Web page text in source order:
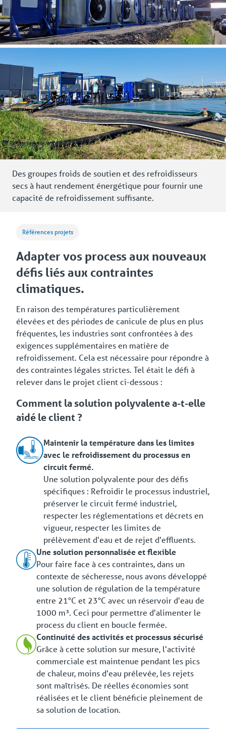
Références projets
Adapter vos process aux nouveaux
défis liés aux contraintes
climatiques.
En raison des températures particulièrement
élevées et des périodes de canicule de plus en plus
fréquentes, les industries sont confrontées à des
exigences supplémentaires en matière de
refroidissement. Cela est nécessaire pour répondre à
des contraintes légales strictes. Tel était le défi à
relever dans le projet client ci-dessous :
Comment la solution polyvalente a-t-elle
aidé le client ?
Maintenir la température dans les limites
avec le refroidissement du processus en
circuit fermé.
Une solution polyvalente pour des défis
spécifiques : Refroidir le processus industriel,
préserver le circuit fermé industriel,
respecter les réglementations et décrets en
vigueur, respecter les limites de
prélèvement d'eau et de rejet d'effluents.
Une solution personnalisée et flexible
Pour faire face à ces contraintes, dans un
contexte de sécheresse, nous avons développé
une solution de régulation de la température
entre 21°C et 23°C avec un réservoir d'eau de
1000 m³. Ceci pour permettre d'alimenter le
process du client en boucle fermée.
Continuité des activités et processus sécurisé
Grâce à cette solution sur mesure, l'activité
commerciale est maintenue pendant les pics
de chaleur, moins d'eau prélevée, les rejets
sont maîtrisés. De réelles économies sont
réalisées et le client bénéficie pleinement de
sa solution de location.
Des groupes froids de soutien et des refroidisseurs
secs à haut rendement énergétique pour fournir une
capacité de refroidissement suffisante.